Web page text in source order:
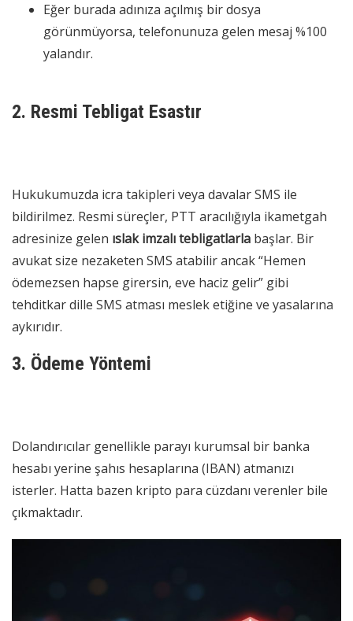
Eğer burada adınıza açılmış bir dosya
görünmüyorsa, telefonunuza gelen mesaj %100
yalandır.
2. Resmi Tebligat Esastır
Hukukumuzda icra takipleri veya davalar SMS ile
bildirilmez. Resmi süreçler, PTT aracılığıyla ikametgah
adresinize gelen ıslak imzalı tebligatlarla başlar. Bir
avukat size nezaketen SMS atabilir ancak “Hemen
ödemezsen hapse girersin, eve haciz gelir” gibi
tehditkar dille SMS atması meslek etiğine ve yasalarına
aykırıdır.
3. Ödeme Yöntemi
Dolandırıcılar genellikle parayı kurumsal bir banka
hesabı yerine şahıs hesaplarına (IBAN) atmanızı
isterler. Hatta bazen kripto para cüzdanı verenler bile
çıkmaktadır.